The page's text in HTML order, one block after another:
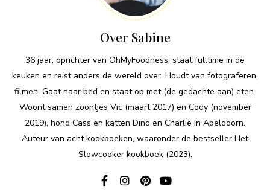
Over Sabine
36 jaar, oprichter van OhMyFoodness, staat fulltime in de
keuken en reist anders de wereld over. Houdt van fotograferen,
filmen. Gaat naar bed en staat op met (de gedachte aan) eten.
Woont samen zoontjes Vic (maart 2017) en Cody (november
2019), hond Cass en katten Dino en Charlie in Apeldoorn.
Auteur van acht kookboeken, waaronder de bestseller Het
Slowcooker kookboek (2023).